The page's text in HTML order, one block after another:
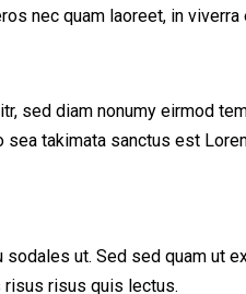
nec quam laoreet, in
sed diam nonumy eirmod
takimata sanctus est
ut. Sed sed quam ut
risus risus quis lectus.